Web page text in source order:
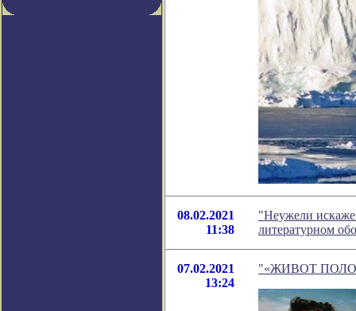
08.02.2021
11:38
"Неужели
литературном
07.02.2021
13:24
"«ЖИВОТ